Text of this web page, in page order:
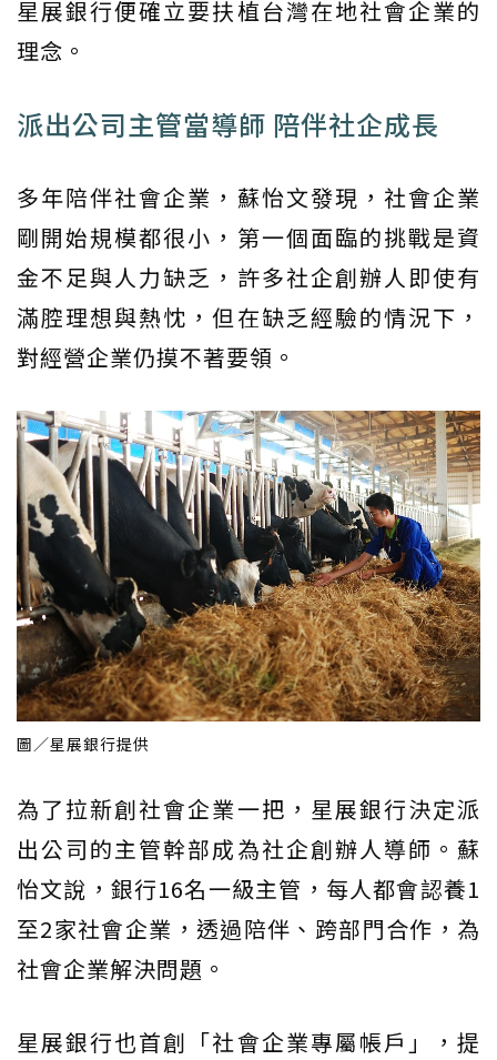
星展銀行便確立要扶植台灣在地社會企業的
理念。
派出公司主管當導師 陪伴社企成長
多年陪伴社會企業，蘇怡文發現，社會企業
剛開始規模都很小，第一個面臨的挑戰是資
金不足與人力缺乏，許多社企創辦人即使有
滿腔理想與熱忱，但在缺乏經驗的情況下，
對經營企業仍摸不著要領。
圖／星展銀行提供
為了拉新創社會企業一把，星展銀行決定派
出公司的主管幹部成為社企創辦人導師。蘇
怡文說，銀行16名一級主管，每人都會認養1
至2家社會企業，透過陪伴、跨部門合作，為
社會企業解決問題。
星展銀行也首創「社會企業專屬帳戶」，提